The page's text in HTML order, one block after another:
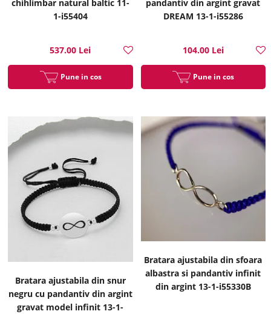
chihlimbar natural baltic 11-
1-i55404
537.00 Lei
Pune in cos
pandantiv din argint gravat
DREAM 13-1-i55286
104.00 Lei
Pune in cos
Bratara ajustabila din snur
negru cu pandantiv din argint
gravat model infinit 13-1-
Bratara ajustabila din sfoara
albastra si pandantiv infinit
din argint 13-1-i55330B